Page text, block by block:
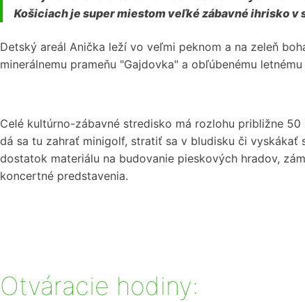
Košiciach je super miestom veľké zábavné ihrisko v
Detský areál Anička leží vo veľmi peknom a na zeleň
minerálnemu prameňu "Gajdovka" a obľúbenému
Celé kultúrno-zábavné stredisko má rozlohu približne
dá sa tu zahrať minigolf, stratiť sa v bludisku či vyskákať
dostatok materiálu na budovanie pieskových hradov,
koncertné predstavenia.
Otváracie hodiny: